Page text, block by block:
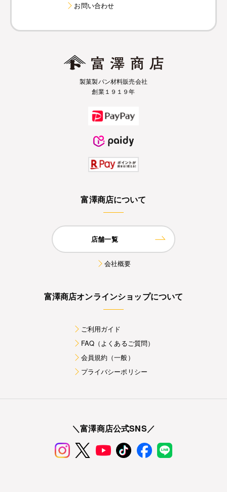
お問い合わせ
製菓製パン材料販売会社
創業１９１９年
富澤商店について
店舗一覧
会社概要
富澤商店オンラインショップについて
ご利用ガイド
FAQ（よくあるご質問）
会員規約（一般）
プライバシーポリシー
＼富澤商店公式SNS／